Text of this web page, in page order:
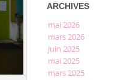
ARCHIVES
mai 2026
mars 2026
juin 2025
mai 2025
mars 2025